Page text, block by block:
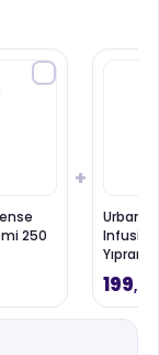
250
+
Urban
Infusion
199,90